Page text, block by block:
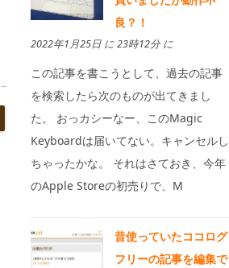
良？！
2022年1月25日 に 23時12分 に
この記事を書こうとして、過去の記事
を検索したら次のものが出てきまし
た。 おっカシーなー、このMagic
Keyboardは届いてない。キャンセルし
ちゃったかな。 それはさておき、今年
のApple Storeの初売りで、M
昔使っていたココログ
フリーの記事を編集で